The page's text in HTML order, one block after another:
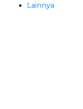
Lainnya